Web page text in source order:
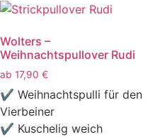
Wolters –
Weihnachtspullover Rudi
ab 17,90 €
✔ Weihnachtspulli für den
Vierbeiner
✔ Kuschelig weich